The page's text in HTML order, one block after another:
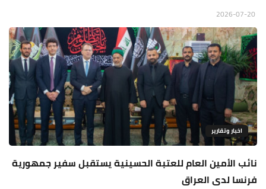
اخبار وتقارير
نائب الأمين العام للعتبة الحسينية يستقبل سفير جمهورية
فرنسا لدى العراق